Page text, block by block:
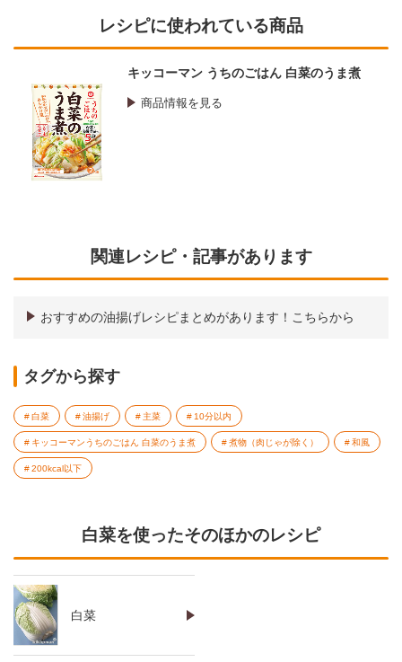
レシピに使われている商品
キッコーマン うちのごはん 白菜のうま煮
商品情報を見る
関連レシピ・記事があります
おすすめの油揚げレシピまとめがあります！こちらから
タグから探す
白菜 油揚げ 主菜 10分以内
キッコーマンうちのごはん 白菜のうま煮 煮物（肉じゃが除く） 和風
200kcal以下
白菜を使ったそのほかのレシピ
白菜